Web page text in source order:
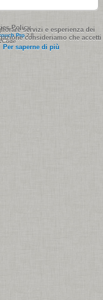
servizi e esperienza dei
consideriamo che accetti
Per saperne di più
Policy
Pro2.8